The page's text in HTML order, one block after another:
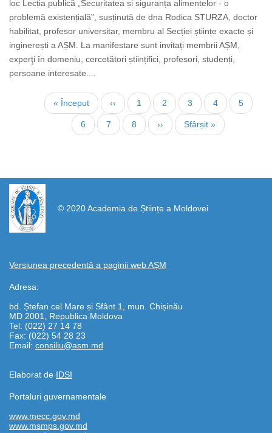
loc Lecția publică „Securitatea și siguranța alimentelor - o
problemă existențială”, susținută de dna Rodica STURZA, doctor
habilitat, profesor universitar, membru al Secției științe exacte și
inginerești a AȘM. La manifestare sunt invitați membrii AȘM,
experţi în domeniu, cercetători științifici, profesori, studenți,
persoane interesate....
Prima
pagină
« Început
Pagina
anterioară
‹‹ Page
1 Page
2 Page
3 Page
4 Page
5
Page
6
Pagina
curentă
7 Page
8
Pagina
următoare
››
Ultima
pagină
Sfârșit »
© 2020 Academia de Științe a Moldovei
Versiunea precedentă a paginii web AȘM
Adresa:
bd. Ștefan cel Mare și Sfânt 1, mun. Chișinău
MD 2001, Republica Moldova
Tel: (022) 27 14 78
Fax: (022) 54 28 23
Email: consiliu@asm.md
Elaborat de IDSI
https://propletenie.ru/
Portaluri guvernamentale
www.mecc.gov.md
www.msmps.gov.md